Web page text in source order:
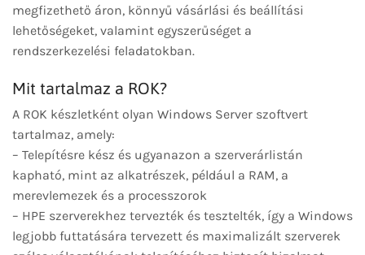
megfizethető áron, könnyű vásárlási és beállítási
lehetőségeket, valamint egyszerűséget a
rendszerkezelési feladatokban.
Mit tartalmaz a ROK?
A ROK készletként olyan Windows Server szoftvert
tartalmaz, amely:
– Telepítésre kész és ugyanazon a szerverárlistán
kapható, mint az alkatrészek, például a RAM, a
merevlemezek és a processzorok
– HPE szerverekhez tervezték és tesztelték, így a Windows
legjobb futtatására tervezett és maximalizált szerverek